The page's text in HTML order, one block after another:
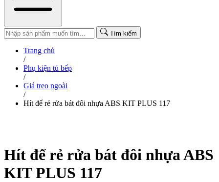
Tìm kiếm
Trang chủ
/
Phụ kiện tủ bếp
/
Giá treo ngoài
/
Hít để rẻ rửa bát đôi nhựa ABS KIT PLUS 117
Hít để rẻ rửa bát đôi nhựa ABS
KIT PLUS 117